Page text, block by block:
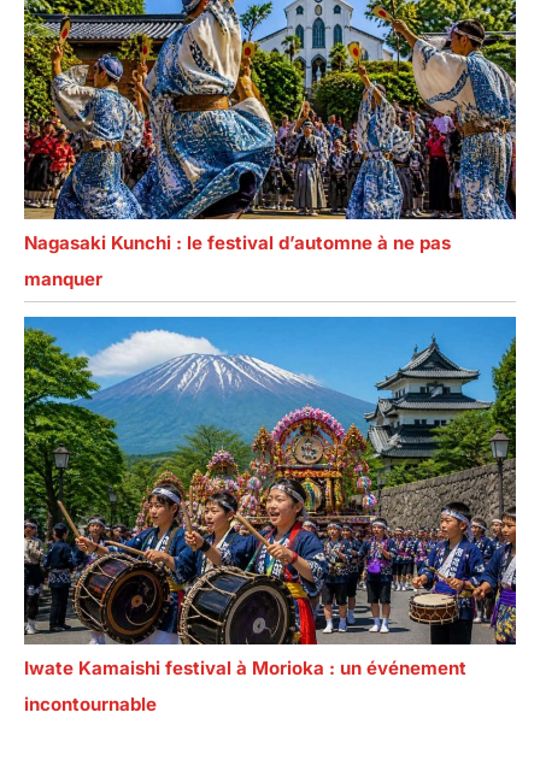
Nagasaki Kunchi : le festival d’automne à ne pas
manquer
Iwate Kamaishi festival à Morioka : un événement
incontournable